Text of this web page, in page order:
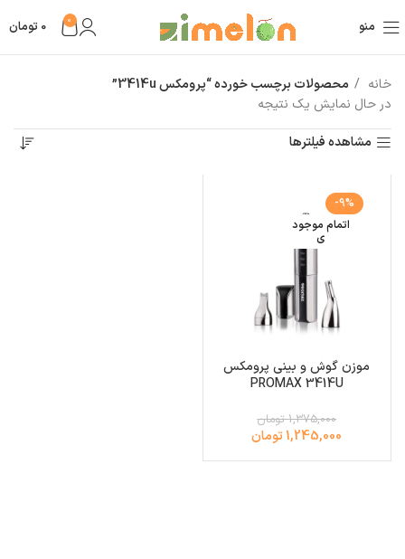
منو 0
0 تومان
خانه
محصولات برچسب خورده “پرومکس 3414u”
در حال نمایش یک نتیجه
مشاهده فیلترها
-9%
اتمام موجود
ی
موزن گوش و بینی پرومکس
PROMAX 3414U
1,375,000 تومان
1,245,000 تومان